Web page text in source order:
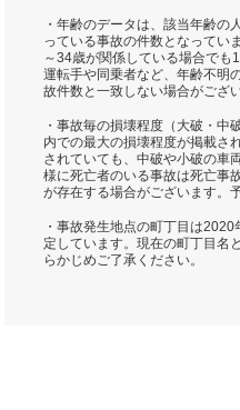
・年齢のデータは、該当年齢の
っている事故の件数となってい
～34歳が関係している場合でも
運転手や同乗者など、年齢不明
故件数と一致しない場合がござ
・事故毎の損壊程度（大破・中
内での最大の損壊程度が掲載さ
されていても、中破や小破の車
様に死亡者のいる事故は死亡事
が存在する場合がございます。
・事故発生地点の町丁目は
定しています。現在の町丁目名
らかじめご了承ください。